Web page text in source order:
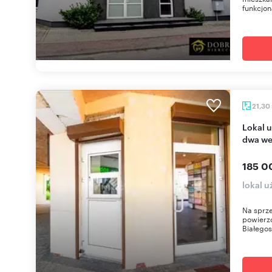
21,30
Lokal usługowy 21,3 m² w centrum Białegostoku -
dwa
185
lokal
Na